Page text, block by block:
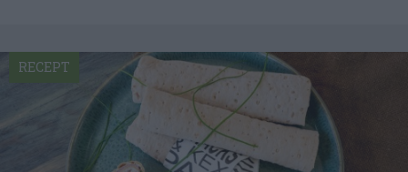
RECEPT